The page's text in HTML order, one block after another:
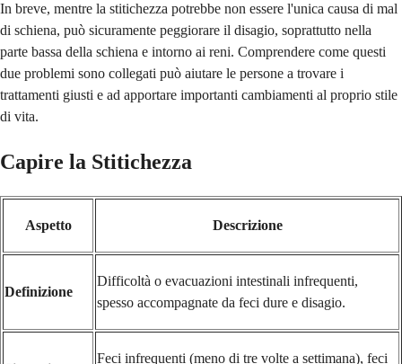
In breve, mentre la stitichezza potrebbe non essere l'unica causa di mal
di schiena, può sicuramente peggiorare il disagio, soprattutto nella
parte bassa della schiena e intorno ai reni. Comprendere come questi
due problemi sono collegati può aiutare le persone a trovare i
trattamenti giusti e ad apportare importanti cambiamenti al proprio stile
di vita.
Capire la Stitichezza
Aspetto Descrizione
Definizione
Difficoltà o evacuazioni intestinali infrequenti,
spesso accompagnate da feci dure e disagio.
Feci infrequenti (meno di tre volte a settimana), feci